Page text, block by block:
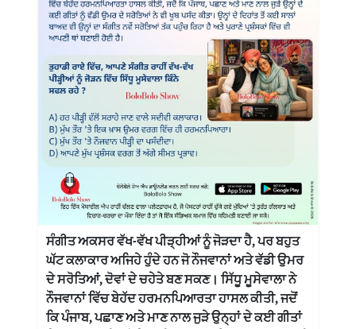
ਸੰਗੀਤ ਅਕਸਰ ਵੱਖ-ਵੱਖ ਪੀੜ੍ਹੀਆਂ ਨੂੰ ਜੋੜਦਾ ਹੈ, ਪਰ ਬਹੁਤ
ਘੱਟ ਕਲਾਕਾਰ ਅਜਿਹੇ ਹੁੰਦੇ ਹਨ ਜੋ ਨੌਜਵਾਨਾਂ ਅਤੇ ਵੱਡੀ ਉਮਰ
ਦੇ ਸਰੋਤਿਆਂ, ਦੋਵਾਂ ਦੇ ਚਹੇਤੇ ਬਣ ਸਕਣ। ਸਿੱਧੂ ਮੂਸੇਵਾਲਾ ਨੇ
ਨੌਜਵਾਨਾਂ ਵਿੱਚ ਬੇਹੱਦ ਹਰਮਨਪਿਆਰਤਾ ਹਾਸਲ ਕੀਤੀ, ਜਦੋਂ
ਕਿ ਪੰਜਾਬ, ਪਛਾਣ ਅਤੇ ਮਾਣ ਨਾਲ ਜੁੜੇ ਉਨ੍ਹਾਂ ਦੇ ਕਈ ਗੀਤਾਂ